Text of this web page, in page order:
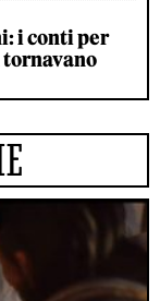
i conti per
tornavano